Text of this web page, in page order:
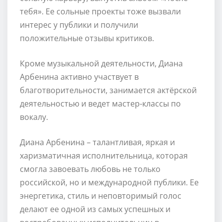
тебя». Ее сольные проекты тоже вызвали
интерес у публики и получили
положительные отзывы критиков.
Кроме музыкальной деятельности, Диана
Арбенина активно участвует в
благотворительности, занимается актёрской
деятельностью и ведет мастер-классы по
вокалу.
Диана Арбенина – талантливая, яркая и
харизматичная исполнительница, которая
смогла завоевать любовь не только
российской, но и международной публики. Ее
энергетика, стиль и неповторимый голос
делают ее одной из самых успешных и